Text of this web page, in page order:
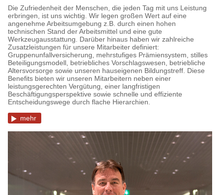
Die Zufriedenheit der Menschen, die jeden Tag mit uns Leistung
erbringen, ist uns wichtig. Wir legen großen Wert auf eine
angenehme Arbeitsumgebung z.B. durch einen hohen
technischen Stand der Arbeitsmittel und eine gute
Werkzeugausstattung. Darüber hinaus haben wir zahlreiche
Zusatzleistungen für unsere Mitarbeiter definiert:
Gruppenunfallversicherung, mehrstufiges Prämiensystem, stilles
Beteiligungsmodell, betriebliches Vorschlagswesen, betriebliche
Altersvorsorge sowie unseren hauseigenen Bildungstreff. Diese
Benefits bieten wir unseren Mitarbeitern neben einer
leistungsgerechten Vergütung, einer langfristigen
Beschäftigungsperspektive sowie schnelle und effiziente
Entscheidungswege durch flache Hierarchien.
mehr